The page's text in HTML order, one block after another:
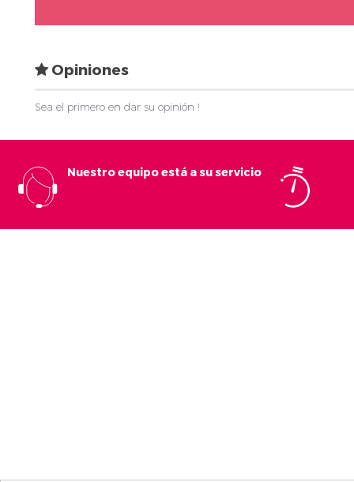
Opiniones
Sea el primero en dar su opinión !
Nuestro equipo está a su servicio